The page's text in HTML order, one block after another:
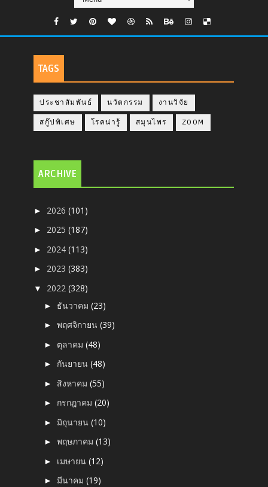
TAGS
ประชาสัมพันธ์ นวัตกรรม งานวิจัย
สกู๊ปพิเศษ โรคน่ารู้ สมุนไพร ZOOM
ARCHIVE
► 2026(101)
► 2025(187)
► 2024(113)
► 2023(383)
▼ 2022(328)
► ธันวาคม(23)
►พฤศจิกายน(39)
► ตุลาคม(48)
► กันยายน(48)
► สิงหาคม(55)
► กรกฎาคม(20)
► มิถุนายน(10)
►พฤษภาคม(13)
► เมษายน(12)
► มีนาคม(19)